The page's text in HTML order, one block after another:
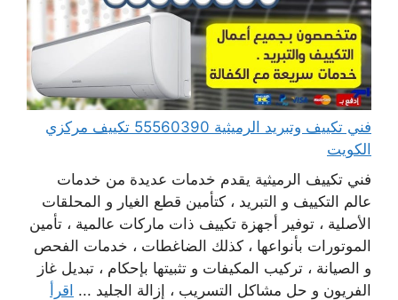
فني تكييف وتبريد الرميثية 55560390 تكييف مركزي
الكويت
فني تكييف الرميثية يقدم خدمات عديدة من خدمات
عالم التكييف و التبريد ، كتأمين قطع الغيار و المحلقات
الأصلية ، توفير أجهزة تكييف ذات ماركات عالمية ، تأمين
الموتورات بأنواعها ، كذلك الضاغطات ، خدمات الفحص
و الصيانة ، تركيب المكيفات و تثبيتها بإحكام ، تبديل غاز
الفريون و حل مشاكل التسريب ، إزالة الجليد ... اقرأ